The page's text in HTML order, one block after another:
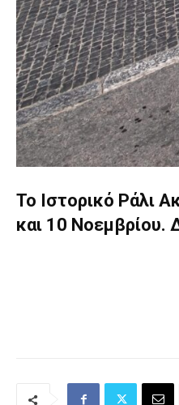
Το Ιστορικό Ράλι
και 10 Νοεμβρίου.